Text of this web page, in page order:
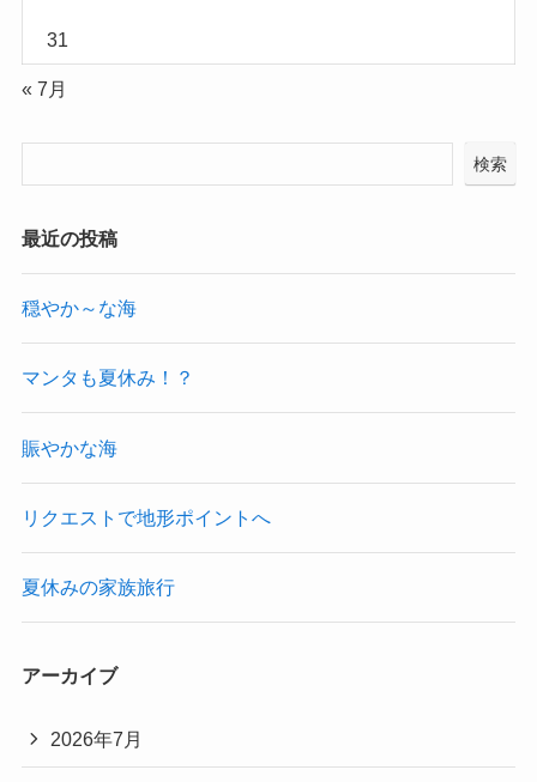
31
« 7月
検索
最近の投稿
穏やか～な海
マンタも夏休み！？
賑やかな海
リクエストで地形ポイントへ
夏休みの家族旅行
アーカイブ
2026年7月